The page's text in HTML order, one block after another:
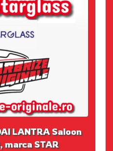
LANTRA Saloon
STAR